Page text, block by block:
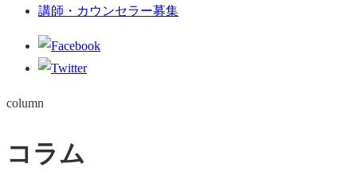
講師・カウンセラー募集
column
コラム